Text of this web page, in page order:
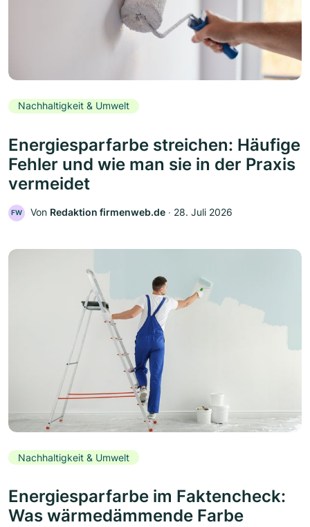
Nachhaltigkeit & Umwelt
Energiesparfarbe streichen: Häufige
Fehler und wie man sie in der Praxis
vermeidet
FW Von Redaktion firmenweb.de ‧ 28. Juli 2026
Nachhaltigkeit & Umwelt
Energiesparfarbe im Faktencheck:
Was wärmedämmende Farbe